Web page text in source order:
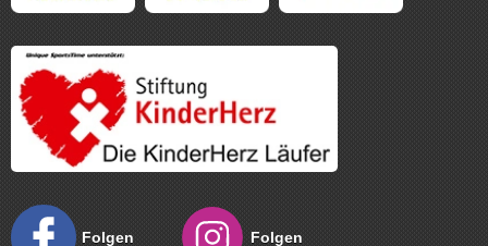
Folgen Folgen